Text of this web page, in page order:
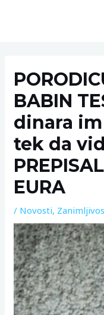
BABIN
dinara
tek da
EURA
/ Novosti,